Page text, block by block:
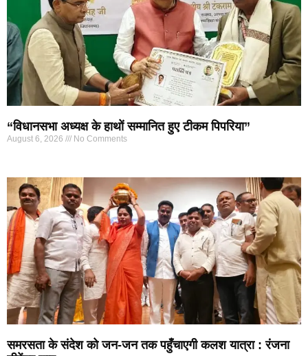
“विधानसभा अध्यक्ष के हाथों सम्मानित हुए टीकम पिपरिया”
August 6, 2026 No Comments
समरसता के संदेश को जन-जन तक पहुँचाएगी कलश यात्रा : रंजना